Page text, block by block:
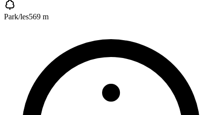
Park/les569 m